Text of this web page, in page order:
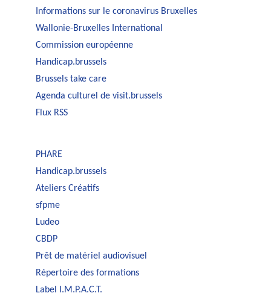
Informations sur le coronavirus Bruxelles
Wallonie-Bruxelles International
Commission européenne
Handicap.brussels
Brussels take care
Agenda culturel de visit.brussels
Flux RSS
PHARE
Handicap.brussels
Ateliers Créatifs
sfpme
Ludeo
CBDP
Prêt de matériel audiovisuel
Répertoire des formations
Label I.M.P.A.C.T.